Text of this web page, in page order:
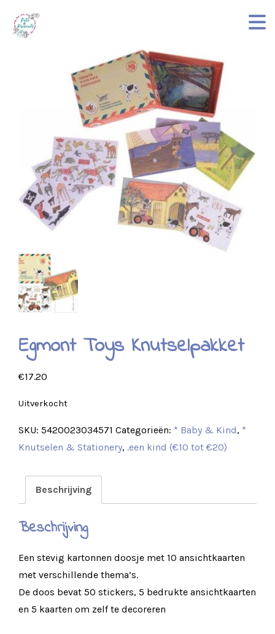
Egmont Toys Knutselpakket
€17.20
Uitverkocht
SKU: 5420023034571 Categorieën: * Baby & Kind, *
Knutselen & Stationery, .een kind (€10 tot €20)
Beschrijving
Beschrijving
Een stevig kartonnen doosje met 10 ansichtkaarten
met verschillende thema’s.
De doos bevat 50 stickers, 5 bedrukte ansichtkaarten
en 5 kaarten om zelf te decoreren